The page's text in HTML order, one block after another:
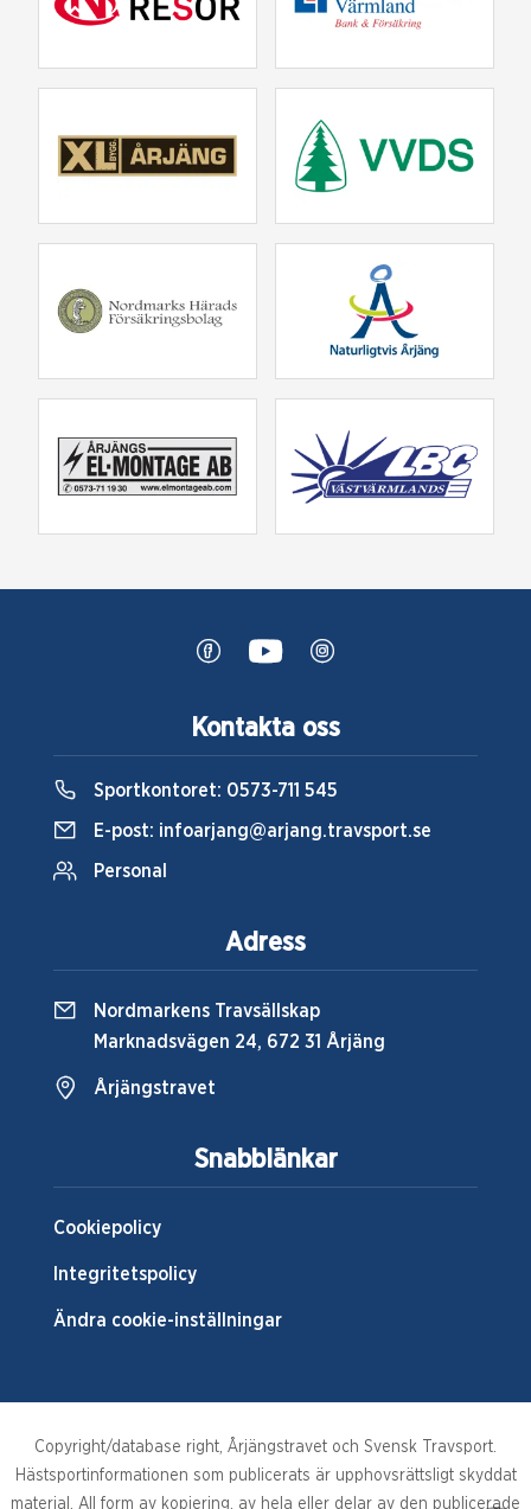
Snabblänkar
Cookiepolicy
Integritetspolicy
Ändra cookie-inställningar
Kontakta oss
Sportkontoret: 0573-711 545
E-post: infoarjang@arjang.travsport.se
Personal
Adress
Nordmarkens Travsällskap
Marknadsvägen 24, 672 31 Årjäng
Årjängstravet
Copyright/database right, Årjängstravet och Svensk Travsport.
Hästsportinformationen som publicerats är upphovsrättsligt skyddat
material. All form av kopiering, av hela eller delar av den publicerade